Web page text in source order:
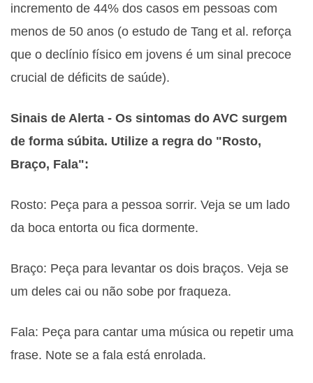
incremento de 44% dos casos em pessoas com
menos de 50 anos (o estudo de Tang et al. reforça
que o declínio físico em jovens é um sinal precoce
crucial de déficits de saúde).
Sinais de Alerta - Os sintomas do AVC surgem
de forma súbita. Utilize a regra do "Rosto,
Braço, Fala":
Rosto: Peça para a pessoa sorrir. Veja se um lado
da boca entorta ou fica dormente.
Braço: Peça para levantar os dois braços. Veja se
um deles cai ou não sobe por fraqueza.
Fala: Peça para cantar uma música ou repetir uma
frase. Note se a fala está enrolada.